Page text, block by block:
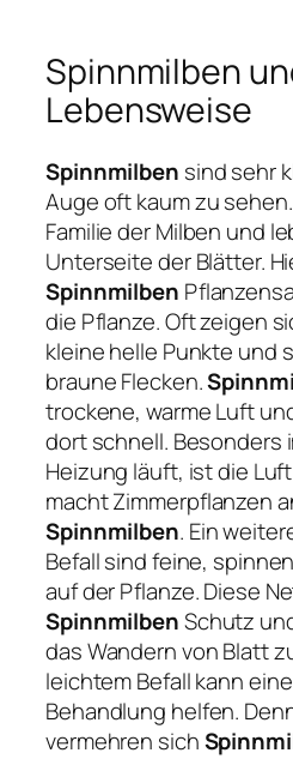
Spinnmilben
Lebensweise
Spinnmilben sind sehr
Auge oft kaum zu
Familie der Milben und
Unterseite der Blätter.
Spinnmilben
die Pflanze. Oft zeigen
kleine helle Punkte und
braune Flecken.
trockene, warme Luft
dort schnell. Besonders
Heizung läuft, ist die
macht Zimmerpflanzen
Spinnmilben. Ein
Befall sind feine,
auf der Pflanze. Diese
SpinnmilbenSchutz
das Wandern von Blatt
leichtem Befall kann
Behandlung helfen.
vermehren sich